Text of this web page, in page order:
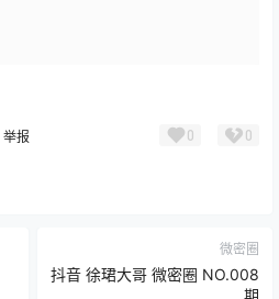
举报 0 0
微密圈
抖音 徐珺大哥 微密圈 NO.008
期